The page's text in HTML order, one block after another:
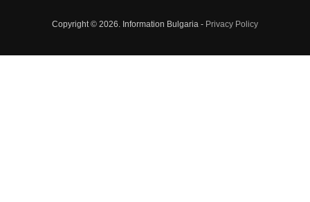
Copyright © 2026. Information Bulgaria - Privacy Policy